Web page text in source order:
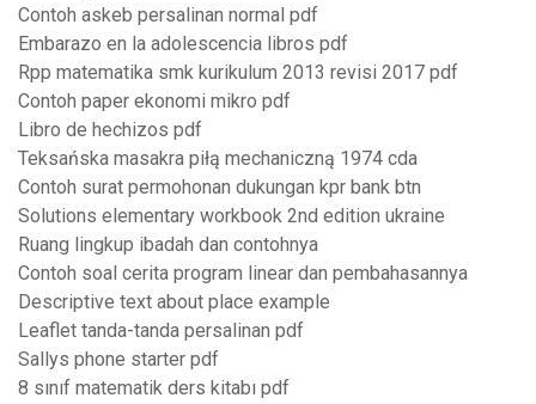
Contoh askeb persalinan normal pdf
Embarazo en la adolescencia libros pdf
Rpp matematika smk kurikulum 2013 revisi 2017 pdf
Contoh paper ekonomi mikro pdf
Libro de hechizos pdf
Teksańska masakra piłą mechaniczną 1974 cda
Contoh surat permohonan dukungan kpr bank btn
Solutions elementary workbook 2nd edition ukraine
Ruang lingkup ibadah dan contohnya
Contoh soal cerita program linear dan pembahasannya
Descriptive text about place example
Leaflet tanda-tanda persalinan pdf
Sallys phone starter pdf
8 sınıf matematik ders kitabı pdf